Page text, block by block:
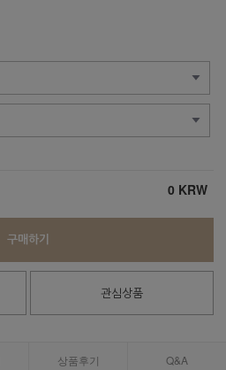
0 KRW
구매하기
관심상품
상품후기 Q&A